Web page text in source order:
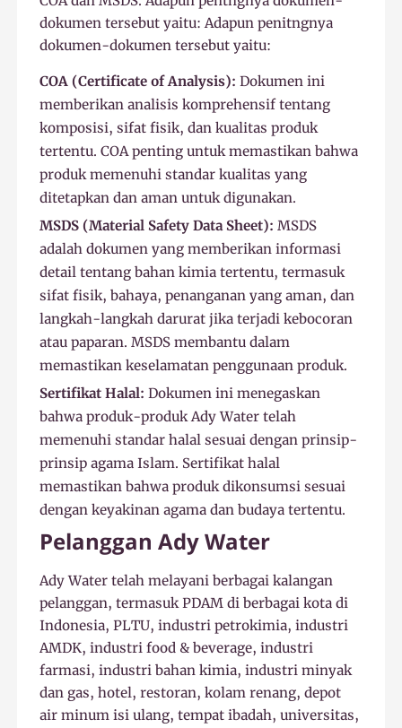
dokumen tersebut yaitu: Adapun penitngnya
dokumen-dokumen tersebut yaitu:
COA (Certificate of Analysis): Dokumen ini
memberikan analisis komprehensif tentang
komposisi, sifat fisik, dan kualitas produk
tertentu. COA penting untuk memastikan bahwa
produk memenuhi standar kualitas yang
ditetapkan dan aman untuk digunakan.
MSDS (Material Safety Data Sheet): MSDS
adalah dokumen yang memberikan informasi
detail tentang bahan kimia tertentu, termasuk
sifat fisik, bahaya, penanganan yang aman, dan
langkah-langkah darurat jika terjadi kebocoran
atau paparan. MSDS membantu dalam
memastikan keselamatan penggunaan produk.
Sertifikat Halal: Dokumen ini menegaskan
bahwa produk-produk Ady Water telah
memenuhi standar halal sesuai dengan prinsip-
prinsip agama Islam. Sertifikat halal
memastikan bahwa produk dikonsumsi sesuai
dengan keyakinan agama dan budaya tertentu.
Pelanggan Ady Water
Ady Water telah melayani berbagai kalangan
pelanggan, termasuk PDAM di berbagai kota di
Indonesia, PLTU, industri petrokimia, industri
AMDK, industri food & beverage, industri
farmasi, industri bahan kimia, industri minyak
dan gas, hotel, restoran, kolam renang, depot
air minum isi ulang, tempat ibadah, universitas,